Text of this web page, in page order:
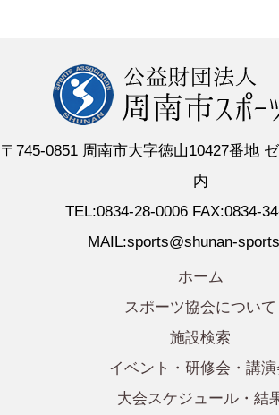
〒745-0851 周南市大字徳山10427番地
内
TEL:0834-28-0006 FAX:0834-
MAIL:sports@shunan-
ホーム
スポーツ協会について
施設検索
イベント・研修会・講演
大会スケジュール・結